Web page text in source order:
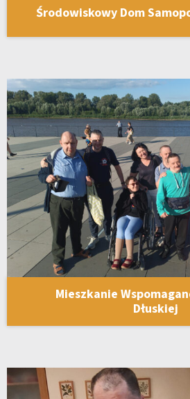
Środowiskowy Dom
Mieszkanie
Dłuskiej